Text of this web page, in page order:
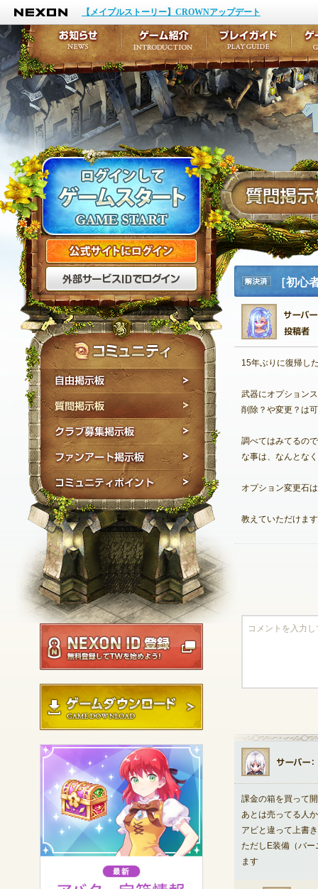
NEXON
【メイプルストーリー】CROWNアップデート
公式サイトにログイン
質問掲示板
ファンアート掲示板
NEXON ID登録
ゲームダウンロード
解決済
み
［初心
15年ぶりに復帰し
武器にオプション
削除？や変更？は
調べてはみてるの
な事は、なんとな
オプション変更石
教えていただけま
課金の箱を買って
あとは売ってる人
アビと違って上書
ただしE装備（バ
ます
お知らせ
イベント
アップデート
メンテナンス
ゲーム紹介
キャラクター作成
テイルズ初級者講座
ここだけは知ってお